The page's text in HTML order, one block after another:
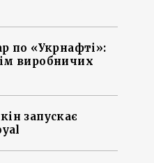
по «Укрнафті»:
виробничих
запускає